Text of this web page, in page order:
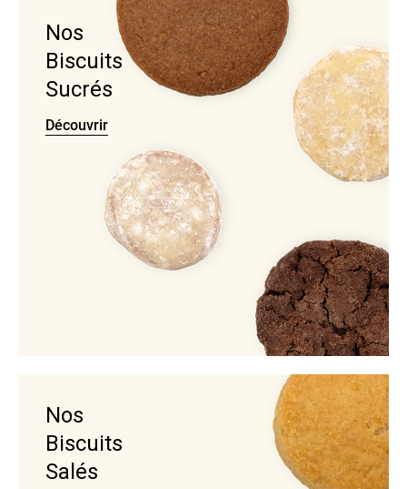
Nos
Biscuits
Sucrés
Découvrir
Nos
Biscuits
Salés